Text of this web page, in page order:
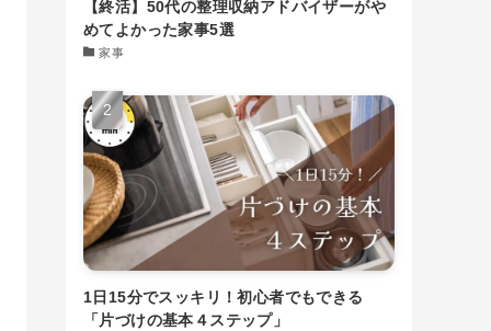
【終活】50代の整理収納アドバイザーがや
めてよかった家事5選
家事
1日15分でスッキリ！初心者でもできる
「片づけの基本４ステップ」